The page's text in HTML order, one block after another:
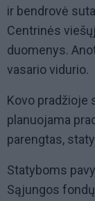
ir bendrovė
Centrinės
duomenys.
vasario vidurio.
Kovo pradžioje
planuojama
parengtas,
Statyboms
Sąjungos